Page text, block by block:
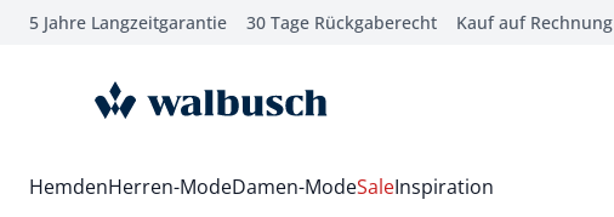
springen
springen
springen
5 Jahre Langzeitgarantie 30 Tage Rückgaberecht Kauf auf Rechnung
zur Startseite
Wechsel in das Menü mit Pfeil-Runter Taste
HemdenHerren-ModeDamen-ModeSaleInspiration